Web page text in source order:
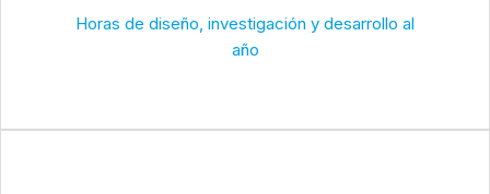
Horas de diseño, investigación y desarrollo al
año